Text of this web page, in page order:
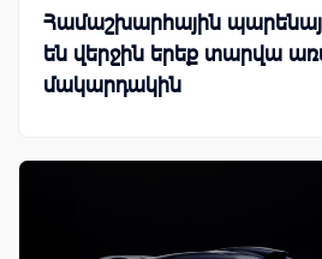
Համաշխարհային
են վերջին երեք տարվա
մակարդակին